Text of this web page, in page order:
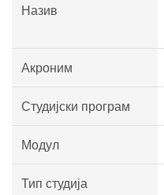
Назив
Акроним
Студијски програм
Модул
Тип студија